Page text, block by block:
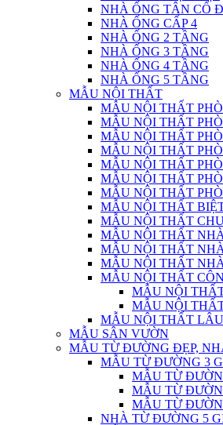
NHÀ ỐNG TÂN CỔ
NHÀ ỐNG CẤP 4
NHÀ ỐNG 2 TẦNG
NHÀ ỐNG 3 TẦNG
NHÀ ỐNG 4 TẦNG
NHÀ ỐNG 5 TẦNG
MẪU NỘI THẤT
MẪU NỘI THẤT
MẪU NỘI THẤT
MẪU NỘI THẤT
MẪU NỘI THẤT
MẪU NỘI THẤT
MẪU NỘI THẤT
MẪU NỘI THẤT
MẪU NỘI THẤT
MẪU NỘI THẤT
MẪU NỘI THẤT
MẪU NỘI THẤT
MẪU NỘI THẤT
MẪU NỘI THẤT
MẪU NỘI
MẪU NỘI
MẪU NỘI THẤT
MẪU SÂN VƯỜN
MẪU TỪ ĐƯỜNG ĐẸP,
MẪU TỪ ĐƯỜNG 3
MẪU TỪ
MẪU TỪ
MẪU TỪ
NHÀ TỪ ĐƯỜNG 5